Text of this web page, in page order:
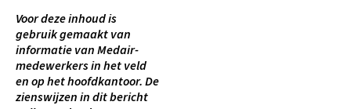
Voor deze inhoud is
gebruik gemaakt van
informatie van Medair-
medewerkers in het veld
en op het hoofdkantoor. De
zienswijzen in dit bericht